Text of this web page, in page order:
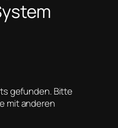
gefunden. Bitte
mit anderen